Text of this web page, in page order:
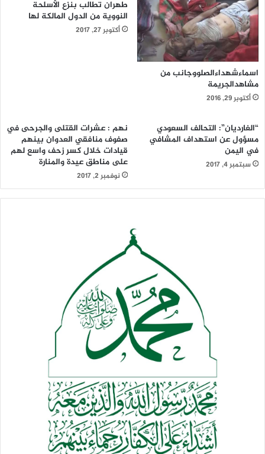
اسماءشهداءالصلووجانب من
مشاهدالجريمة
أكتوبر 29, 2016
طهران تطالب بنزع الأسلحة
النووية من الدول المالكة لها
أكتوبر 27, 2017
“الغارديان”: التحالف السعودي
مسؤول عن استهداف المشافي
في اليمن
سبتمبر 4, 2017
نهم : عشرات القتلى والجرحى في
صفوف منافقي العدوان بينهم
قيادات خلال كسر زحف واسع لهم
على مناطق عيدة والمنارة
نوفمبر 2, 2017